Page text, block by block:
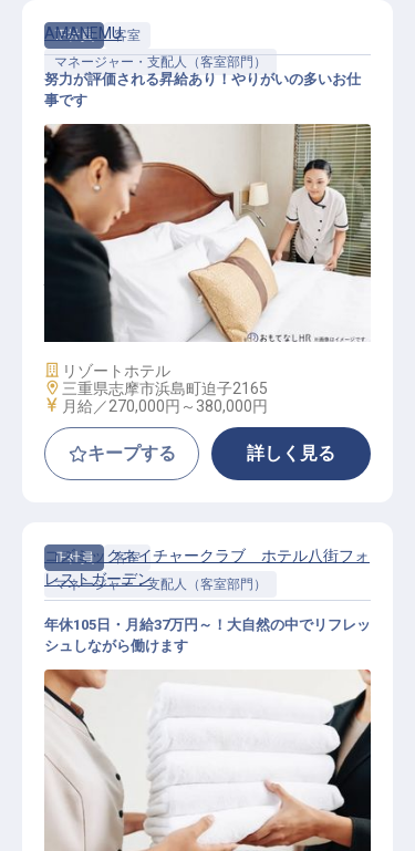
正社員
客室
マネージャー・支配人（客室部門）
ハウスキーパーアシスタントマネー
AMANEMU
努力が評価される昇給あり！やりがいの多いお仕
事です
施設業態
リゾートホテル
勤務地
三重県志摩市浜島町迫子2165
給与
月給／270,000円～ 380,000円
キープする 詳しく見る
正社員
客室
マネージャー・支配人（客室部門）
客室清掃マネージャー
コズミックネイチャークラブ ホテル八街フォ
レストガーデン
年休105日・月給37万円～！大自然の中でリフレッ
シュしながら働けます